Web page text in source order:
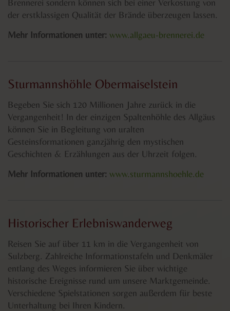
der erstklassigen Qualität der Brände überzeugen lassen.
Mehr Informationen unter: www.allgaeu-brennerei.de
Sturmannshöhle Obermaiselstein
Begeben Sie sich 120 Millionen Jahre zurück in die
Vergangenheit! In der einzigen Spaltenhöhle des Allgäus
können Sie in Begleitung von uralten
Gesteinsformationen ganzjährig den mystischen
Geschichten & Erzählungen aus der Uhrzeit folgen.
Mehr Informationen unter: www.sturmannshoehle.de
Historischer Erlebniswanderweg
Reisen Sie auf über 11 km in die Vergangenheit von
Sulzberg. Zahlreiche Informationstafeln und Denkmäler
entlang des Weges informieren Sie über wichtige
historische Ereignisse rund um unsere Marktgemeinde.
Verschiedene Spielstationen sorgen außerdem für beste
Unterhaltung bei Ihren Kindern.